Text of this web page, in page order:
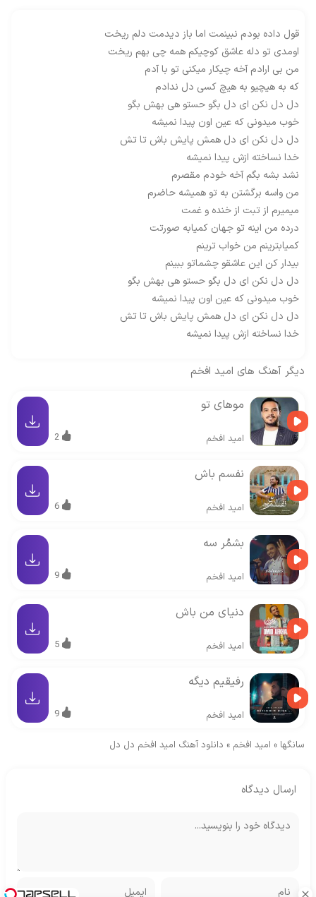
قول داده بودم نبینمت اما باز دیدمت دلم ریخت
اومدی تو دله عاشق کوچیکم همه چی بهم ریخت
من بی ارادم آخه چیکار میکنی تو با آدم
که به هیچیو به هیچ کسی دل ندادم
دل دل نکن ای دل بگو حستو هی بهش بگو
خوب میدونی که عین اون پیدا نمیشه
دل دل نکن ای دل همش پایش باش تا تش
خدا نساخته ازش پیدا نمیشه
نشد بشه بگم آخه خودم مقصرم
من واسه برگشتن به تو همیشه حاضرم
میمیرم از تبت از خنده و غمت
درده من اینه تو جهان کمیابه صورتت
کمیابترینم من خواب ترینم
بیدار کن این عاشقو چشماتو ببینم
دل دل نکن ای دل بگو حستو هی بهش بگو
خوب میدونی که عین اون پیدا نمیشه
دل دل نکن ای دل همش پایش باش تا تش
خدا نساخته ازش پیدا نمیشه
دیگر آهنگ های امید افخم
موهای تو
امید افخم 2
نفسم باش
امید افخم 6
بشمُر سه
امید افخم 9
دنیای من باش
امید افخم 5
رفیقیم دیگه
امید افخم 9
سانگها » امید افخم » دانلود آهنگ امید افخم دل دل
ارسال دیدگاه